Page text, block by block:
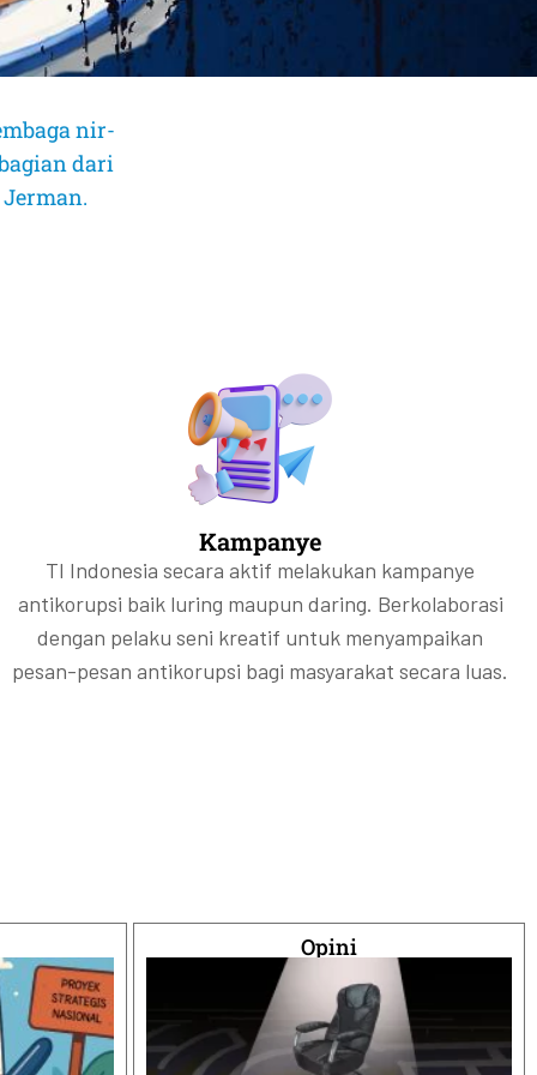
nir-
dari
Kampanye
TI Indonesia secara aktif melakukan kampanye
antikorupsi baik luring maupun daring. Berkolaborasi
dengan pelaku seni kreatif untuk menyampaikan
pesan-pesan antikorupsi bagi masyarakat secara luas.
Opini